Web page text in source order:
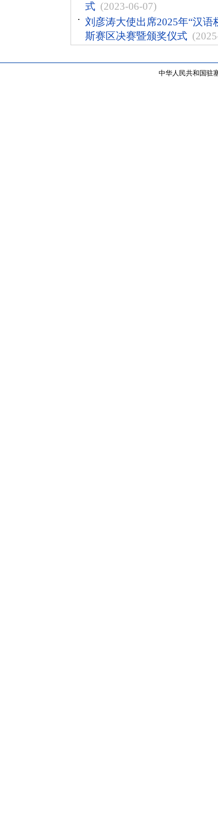
式 (2023-06-07)
刘彦涛大使出席2025年“汉
斯赛区决赛暨颁奖仪式
中华人民共和国驻